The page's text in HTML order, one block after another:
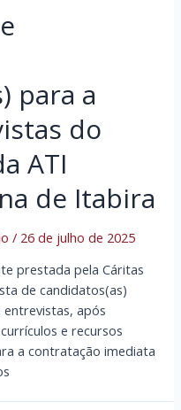
para a
do
ATI
de Itabira
/ 26 de julho de 2025
prestada pela Cáritas
de candidatos(as)
após
e recursos
a contratação imediata